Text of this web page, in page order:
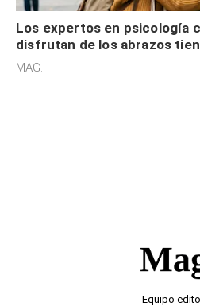
Los expertos en psicología
disfrutan de los abrazos
sensibilidad a los estímulos
MAG.
Equipo